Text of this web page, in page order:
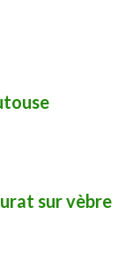
sur vèbre